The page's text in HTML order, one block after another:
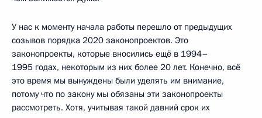
У нас к моменту начала работы перешло от предыдущих
созывов порядка 2020 законопроектов. Это
законопроекты, которые вносились ещё в 1994–
1995 годах, некоторым из них более 20 лет. Конечно, всё
это время мы вынуждены были уделять им внимание,
потому что по закону мы обязаны эти законопроекты
рассмотреть. Хотя, учитывая такой давний срок их